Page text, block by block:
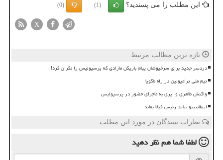
این مطلب را می پسندید؟ (1)
(0)
X
تازه ترین مطالب مرتبط
دردسر جدید برای سرخپوشان پیام بازیکن مازادی که پرسپولیس را نگران کرد!
تیم ملی ترامپولین در راه ناگویا
واکنش طاهری و ایری به ماجرای حضور در پرسپولیس
اینفانتینو نباید رئیس فیفا بماند
نظرات بینندگان در مورد این مطلب
لطفا شما همنظر دهید